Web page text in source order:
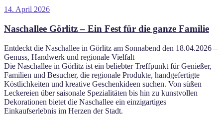
Veröffentlicht
14. April 2026
Naschallee Görlitz – Ein Fest für die ganze Familie
Entdeckt die Naschallee in Görlitz am Sonnabend den 18.04.2026 –
Genuss, Handwerk und regionale Vielfalt
Die Naschallee in Görlitz ist ein beliebter Treffpunkt für Genießer,
Familien und Besucher, die regionale Produkte, handgefertigte
Köstlichkeiten und kreative Geschenkideen suchen. Von süßen
Leckereien über saisonale Spezialitäten bis hin zu kunstvollen
Dekorationen bietet die Naschallee ein einzigartiges
Einkaufserlebnis im Herzen der Stadt.